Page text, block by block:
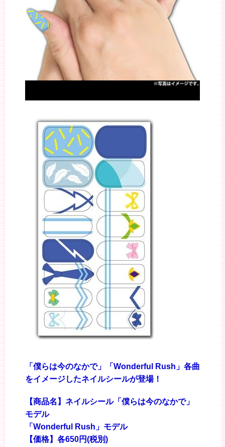
「僕らは今のなかで」「Wonderful Rush」各曲
をイメージしたネイルシールが登場！
【商品名】ネイルシール「僕らは今のなかで」
モデル
「Wonderful Rush」モデル
【価格】各650円(税別)